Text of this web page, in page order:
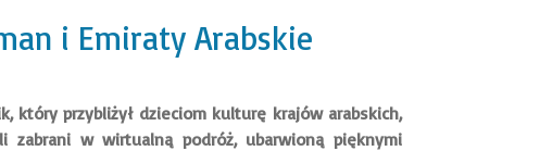
i Emiraty Arabskie
który przybliżył dzieciom kulturę krajów arabskich,
zabrani w wirtualną podróż, ubarwioną pięknymi